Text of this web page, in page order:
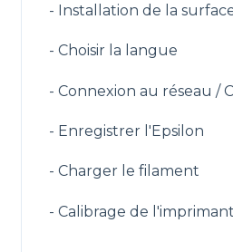
- Installation de la
- Choisir la langue
- Connexion au réseau /
- Enregistrer l'Epsilon
- Charger le filament
- Calibrage de